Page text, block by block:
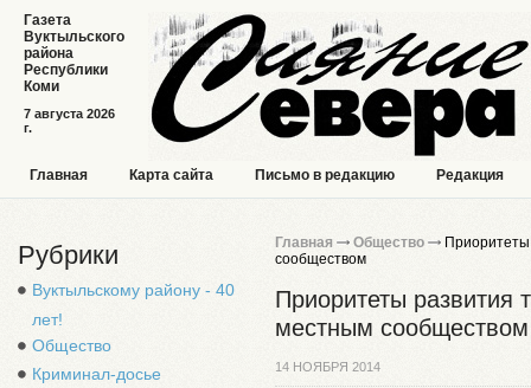
7 августа 2026
г.
Газета
Вуктыльского
района
Республики
Коми
Главная Карта сайта Письмо в редакцию Редакция
Рубрики
Вуктыльскому району - 40
лет!
Общество
Криминал-досье
Главная Общество
сообществом
Приоритеты развития
местным сообществом
14 НОЯБРЯ 2014